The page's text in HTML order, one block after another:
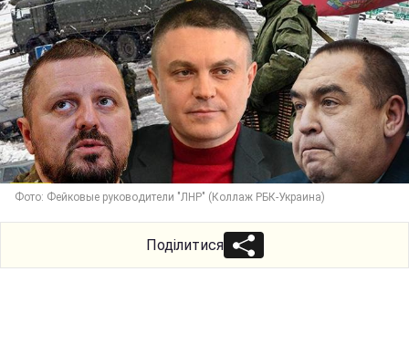
Фото: Фейковые руководители "ЛНР" (Коллаж РБК-Украина)
Поділитися